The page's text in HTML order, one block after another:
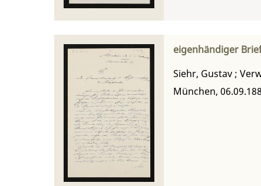
eigenhändiger
Siehr, Gustav ;
München,